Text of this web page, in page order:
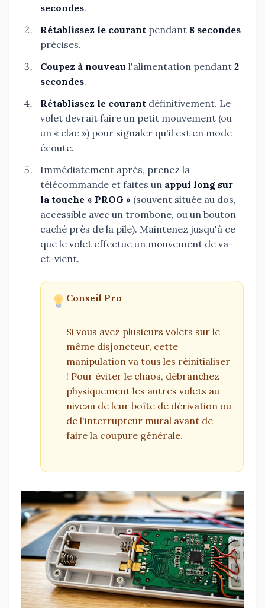
secondes.
Rétablissez le courant pendant 8 secondes
précises.
Coupez à nouveau l'alimentation pendant 2
secondes.
Rétablissez le courant définitivement. Le
volet devrait faire un petit mouvement (ou
un « clac ») pour signaler qu'il est en mode
écoute.
Immédiatement après, prenez la
télécommande et faites un appui long sur
la touche « PROG » (souvent située au dos,
accessible avec un trombone, ou un bouton
caché près de la pile). Maintenez jusqu'à ce
que le volet effectue un mouvement de va-
et-vient.
Conseil Pro
Si vous avez plusieurs volets sur le
même disjoncteur, cette
manipulation va tous les réinitialiser
! Pour éviter le chaos, débranchez
physiquement les autres volets au
niveau de leur boîte de dérivation ou
de l'interrupteur mural avant de
faire la coupure générale.